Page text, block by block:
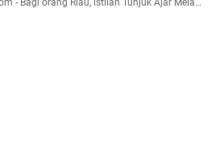
- Bagi orang Riau, istilah Tunjuk Ajar Mela…